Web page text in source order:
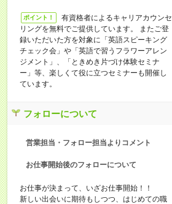
ポイント！
有資格者によるキャリアカウンセ
リングを無料でご提供しています。 またご登
録いただいた方を対象に「英語スピーキング
チェック会」や「英語で習うフラワーアレン
ジメント」、「ときめき片づけ体験セミナ
ー」等、楽しくて役に立つセミナーも開催し
ています。
フォローについて
営業担当・フォロー担当よりコメント
お仕事開始後のフォローについて
お仕事が決まって、いざお仕事開始！！
新しい出会いに期待もしつつ、はじめての職